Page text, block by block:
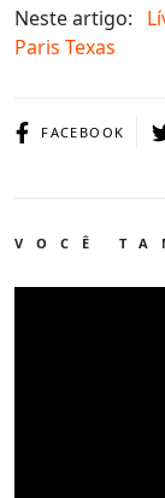
Neste artigo:
Paris Texas
FACEBOOK
VOCÊ